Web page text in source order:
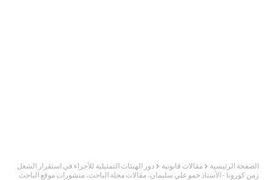
الصفحة الرئيسية مقالات قانونية
دور الهيئات التمثيلية للأجراء في استقرار الشغل
زمن كورونا - الأستاذ حمو علي سليمان، مقالات مجلة الباحث، منشورات موقع الباحث